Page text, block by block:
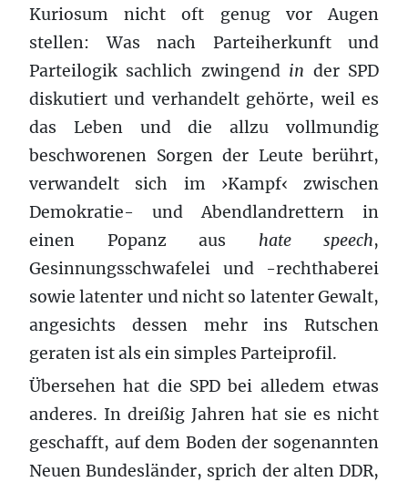
Kuriosum nicht oft genug vor Augen
stellen: Was nach Parteiherkunft und
Parteilogik sachlich zwingend in der SPD
diskutiert und verhandelt gehörte, weil es
das Leben und die allzu vollmundig
beschworenen Sorgen der Leute berührt,
verwandelt sich im ›Kampf‹ zwischen
Demokratie- und Abendlandrettern in
einen Popanz aus hate speech,
Gesinnungsschwafelei und -rechthaberei
sowie latenter und nicht so latenter Gewalt,
angesichts dessen mehr ins Rutschen
geraten ist als ein simples Parteiprofil.
Übersehen hat die SPD bei alledem etwas
anderes. In dreißig Jahren hat sie es nicht
geschafft, auf dem Boden der sogenannten
Neuen Bundesländer, sprich der alten DDR,